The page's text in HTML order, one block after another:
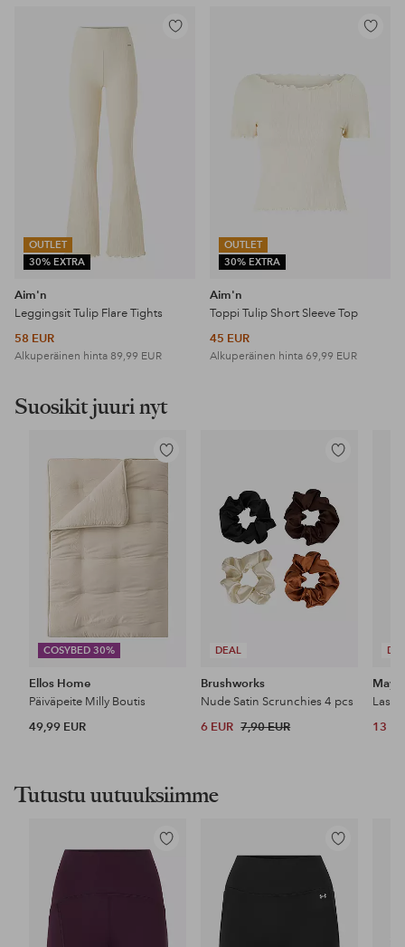
OUTLET
30% EXTRA
Lisää
Aim'n
Leggingsit Tulip Flare Tights
58 EUR
Alkuperäinen hinta 89,99 EUR
OUTLET
30% EXTRA
Lisää
Aim'n
Toppi Tulip Short Sleeve Top
45 EUR
Alkuperäinen hinta 69,99 EUR
Suosikit juuri nyt
COSYBED 30%
Lisää
Ellos Home
Päiväpeite Milly Boutis
49,99 EUR
DEAL
Lisää
Brushworks
Nude Satin Scrunchies 4 pcs
6 EUR 7,90 EUR 13
Tutustu uutuuksiimme
Lisää
suosikkeihin
Lisää
suosikkeihin